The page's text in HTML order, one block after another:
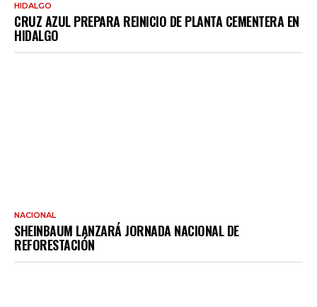
HIDALGO
CRUZ AZUL PREPARA REINICIO DE PLANTA CEMENTERA EN
HIDALGO
NACIONAL
SHEINBAUM LANZARÁ JORNADA NACIONAL DE
REFORESTACIÓN